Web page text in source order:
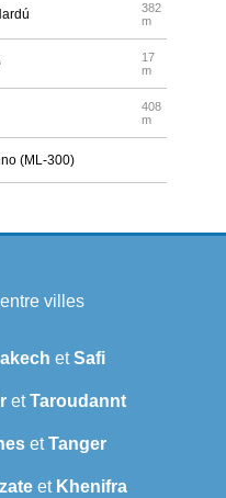
382
m
17
m
408
m
(ML-300)
villes
etSafi
etTaroudannt
etTanger
et Khenifra